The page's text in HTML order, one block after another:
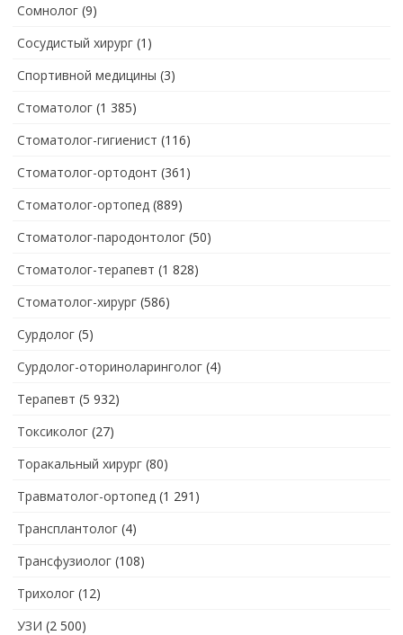
Сомнолог (9)
Сосудистый хирург (1)
Спортивной медицины (3)
Стоматолог (1 385)
Стоматолог-гигиенист (116)
Стоматолог-ортодонт (361)
Стоматолог-ортопед (889)
Стоматолог-пародонтолог (50)
Стоматолог-терапевт (1 828)
Стоматолог-хирург (586)
Сурдолог (5)
Сурдолог-оториноларинголог (4)
Терапевт (5 932)
Токсиколог (27)
Торакальный хирург (80)
Травматолог-ортопед (1 291)
Трансплантолог (4)
Трансфузиолог (108)
Трихолог (12)
УЗИ (2 500)